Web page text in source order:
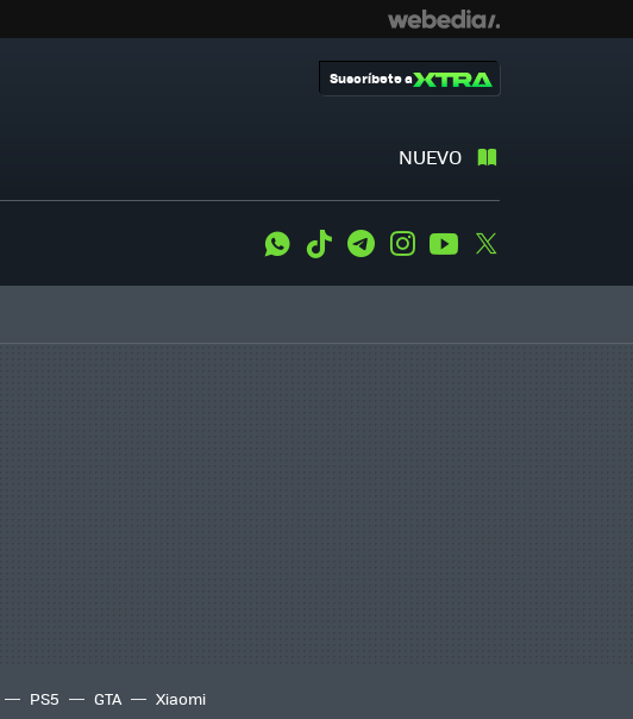
NUEVO
Suscríbete a
WhatsApp
Tiktok TelegramInstagramYoutube
PS5 GTA Xiaomi